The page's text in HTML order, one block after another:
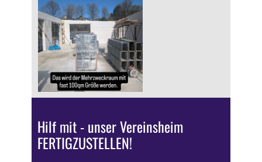
Hilf mit - unser Vereinsheim
FERTIGZUSTELLEN!